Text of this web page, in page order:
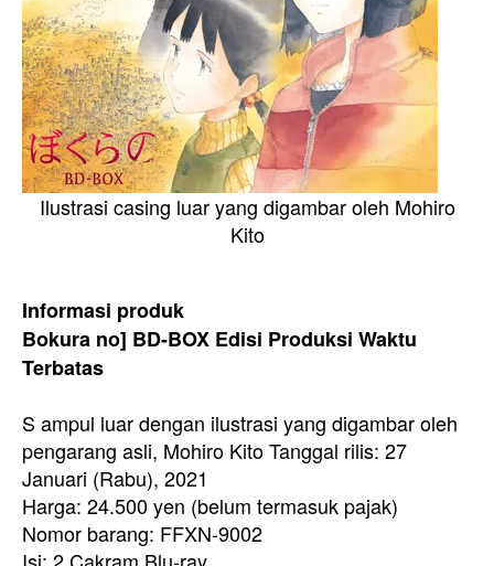
Ilustrasi casing luar yang digambar oleh Mohiro
Kito
Informasi produk
Bokura no] BD-BOX Edisi Produksi Waktu
Terbatas
S ampul luar dengan ilustrasi yang digambar oleh
pengarang asli, Mohiro KitoTanggal rilis: 27
Januari (Rabu), 2021
Harga: 24.500 yen (belum termasuk pajak)
Nomor barang: FFXN-9002